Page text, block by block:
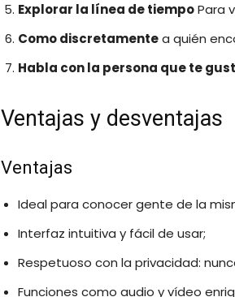
Explorar la línea de tiempoPara
Como discretamentea quién
Habla con la persona que te
Ventajas y desventajas
Ventajas
Ideal para conocer gente de la
Interfaz intuitiva y fácil de usar;
Respetuoso con la privacidad:
Funciones como audio y vídeo